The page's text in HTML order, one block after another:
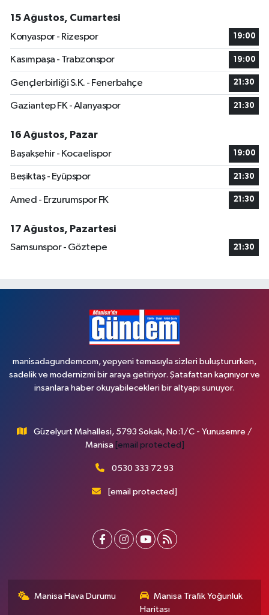
15 Ağustos, Cumartesi
Konyaspor - Rizespor
19:00
Kasımpaşa - Trabzonspor 19:00
Gençlerbirliği S.K. - Fenerbahçe 21:30
Gaziantep FK - Alanyaspor 21:30
16 Ağustos, Pazar
Başakşehir - Kocaelispor
19:00
Beşiktaş - Eyüpspor 21:30
Amed - Erzurumspor FK 21:30
17 Ağustos, Pazartesi
Samsunspor - Göztepe
21:30
manisadagundemcom, yepyeni temasıyla sizleri buluştururken,
sadelik ve modernizmi bir araya getiriyor. Şatafattan kaçınıyor ve
insanlara haber okuyabilecekleri bir altyapı sunuyor.
Güzelyurt Mahallesi, 5793 Sokak, No:1/C - Yunusemre /
Manisa [email protected]
0530 333 72 93
[email protected]
Manisa Hava Durumu
Manisa Trafik Yoğunluk
Haritası